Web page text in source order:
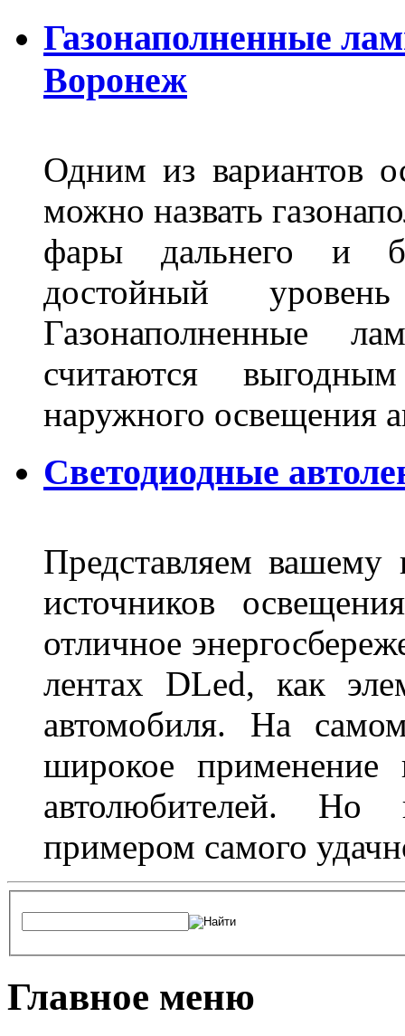
Газонаполненные
Воронеж
Одним из вариантов
можно назвать
фары дальнего и
достойный
Газонаполненные
считаются
наружного освещения
Светодиодные
Представляем
источников
отличное
лентах DLed, как
автомобиля. На
широкое
автолюбителей. Но
примером самого
Главное меню